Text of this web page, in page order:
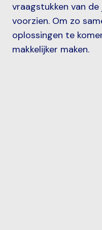
vraagstukken van
voorzien. Om zo
oplossingen te
makkelijker maken.